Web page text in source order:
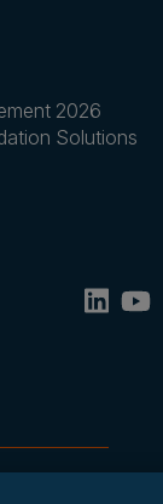
2026
Solutions